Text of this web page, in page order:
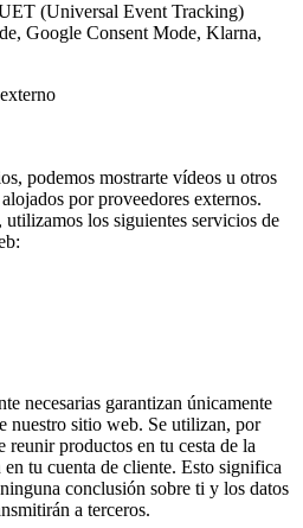
(Universal Event Tracking)
Google Consent Mode, Klarna,
podemos mostrarte vídeos u otros
por proveedores externos.
los siguientes servicios de
necesarias garantizan únicamente
nuestro sitio web. Se utilizan, por
reunir productos en tu cesta de la
tu cuenta de cliente. Esto significa
conclusión sobre ti y los datos
a terceros.